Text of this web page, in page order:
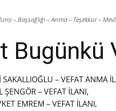
– Başsağlığı – Anma – Teşekkür –
Bugünkü
– VEFAT ANMA
ŞENGÖR – VEFAT İLANI,
EMREM – VEFAT İLANI,